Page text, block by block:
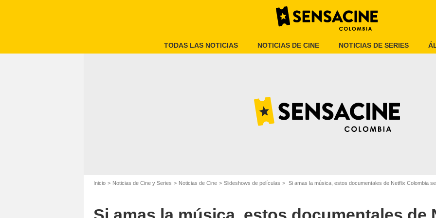
TODAS LAS NOTICIAS NOTICIAS DE CINE NOTICIAS DE SERIES
Inicio Noticias de Cine y Series Noticias de Cine Slideshows de películas Si amas la música, estos documentales de Netflix Colombia